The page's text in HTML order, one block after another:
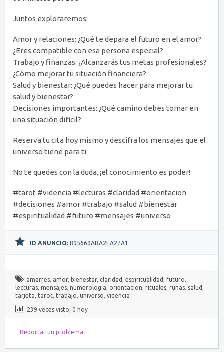
Juntos exploraremos:
Amor y relaciones: ¿Qué te depara el futuro en el amor?
¿Eres compatible con esa persona especial?
Trabajo y finanzas: ¿Alcanzarás tus metas profesionales?
¿Cómo mejorar tu situación financiera?
Salud y bienestar: ¿Qué puedes hacer para mejorar tu
salud y bienestar?
Decisiones importantes: ¿Qué camino debes tomar en
una situación difícil?
Reserva tu cita hoy mismo y descifra los mensajes que el
universo tiene para ti.
No te quedes con la duda, ¡el conocimiento es poder!
#tarot #videncia #lecturas #claridad #orientacion
#decisiones #amor #trabajo #salud #bienestar
#espiritualidad #futuro #mensajes #universo
ID ANUNCIO: 895669ABA2EA27A1
amarres, amor, bienestar, claridad, espiritualidad, futuro,
lecturas, mensajes, numerologia, orientacion, rituales, runas, salud,
tarjeta, tarot, trabajo, universo, videncia
239 veces visto, 0 hoy
Reportar un problema